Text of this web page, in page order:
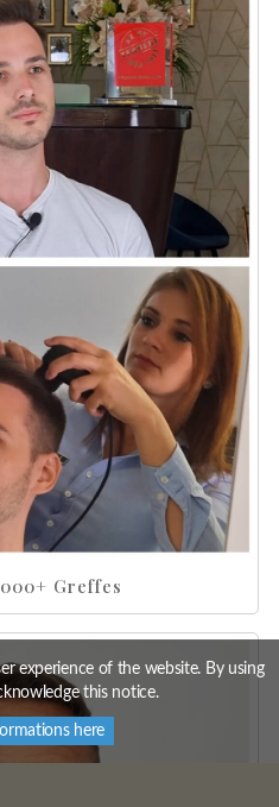
Greffes
experience of the website. By using
this notice.
here